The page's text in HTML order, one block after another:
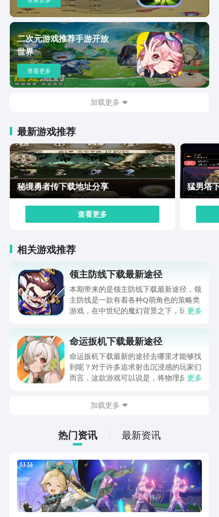
曾经遗失的伙伴。游戏内的各类使灵，都有独特的战斗技
能效果，他们可以使用近战攻击，强攻敌人，也有幸运加
持的伙伴单位，可以加速时间流动，不断追击敌人，同
时，游戏也内置了治疗师，及游戏当中的灵愈者，在每一
次的归还战斗当中，玩家都可以给队列内，所有的伙伴增
加经验数值。游戏整体战斗内容较为复杂，固然在面对不
同敌人时，玩家的编队也需要做出应急处理。游戏大世界
的探索玩法，也是趣味性十足的，由于故事设定来源于星
球毁灭，以及时间倒叙，固然有大量时间的痕迹，会出现
在大世界之中，玩家需要寻找这些痕迹，从而获取探索
游戏的主线剧情内容采用了碎片化的展示，玩家在大世界
探索期间，只有将所有的时间碎片完整收集，才能够真实
地了解到，曾经这片星球上发生的故事，希望看完这次内
容的小伙伴们，能够进入到游戏内体验一下哟~
二次元游戏推荐手游开放
世界
查看更多
加载更多
最新游戏推荐
秘境勇者传下载地址分享
查看更多
猛男塔
相关游戏推荐
领主防线下载最新途径
本期带来的是领主防线下载最新途径，领
主防线是一款有着各种Q萌角色的策略类
游戏，在中世纪的魔幻背景之下，玩家可
加入，都让这款游戏充满了魔幻般的色
彩，游戏为了让玩家在游戏中不会感到枯
燥乏味，添加了多种不同的玩法，喜欢这
类游戏的朋友，可以接着看看下面的内
更多
命运扳机下载最新途径
命运扳机下载最新的途径去哪里才能够找
到呢？对于许多追求射击沉浸感的玩家们
而言，这款游戏可以说是，将物理反馈以
最新的下载途径，希望本次的介绍内容，
更多
加载更多
热门资讯 最新资讯